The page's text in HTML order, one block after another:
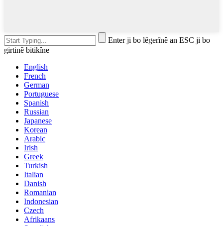
Enter ji bo lêgerînê an ESC ji bo
girtinê bitikîne
English
French
German
Portuguese
Spanish
Russian
Japanese
Korean
Arabic
Irish
Greek
Turkish
Italian
Danish
Romanian
Indonesian
Czech
Afrikaans